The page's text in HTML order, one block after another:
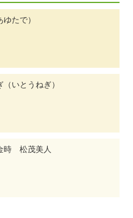
たで）
いとうねぎ）
時 松茂美人